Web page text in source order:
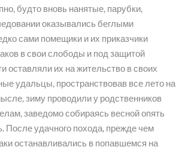
будто вновь нанятые, парубки,
оказывались беглыми
сами помещики и их приказчики
в свои слободы и под защитой
оставляли их на жительство в своих
удальцы, пространствовав все лето на
зиму проводили у родственников
заведомо собираясь весной опять
После удачного похода, прежде чем
останавливались в попавшемся на